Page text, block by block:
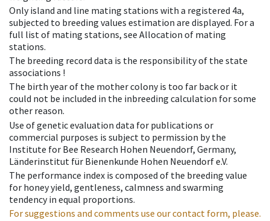
Only island and line mating stations with a registered 4a,
subjected to breeding values estimation are displayed. For a
full list of mating stations, see Allocation of mating
stations.
The breeding record data is the responsibility of the state
associations !
The birth year of the mother colony is too far back or it
could not be included in the inbreeding calculation for some
other reason.
Use of genetic evaluation data for publications or
commercial purposes is subject to permission by the
Institute for Bee Research Hohen Neuendorf, Germany,
Länderinstitut für Bienenkunde Hohen Neuendorf e.V.
The performance index is composed of the breeding value
for honey yield, gentleness, calmness and swarming
tendency in equal proportions.
For suggestions and comments use our contact form, please.